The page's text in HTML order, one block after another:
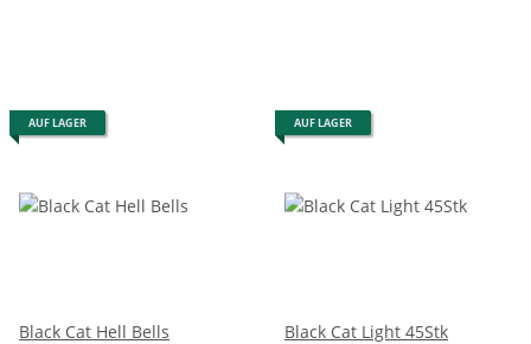
AUF LAGER
Black Cat Hell Bells
AUF LAGER
Black Cat Light 45Stk